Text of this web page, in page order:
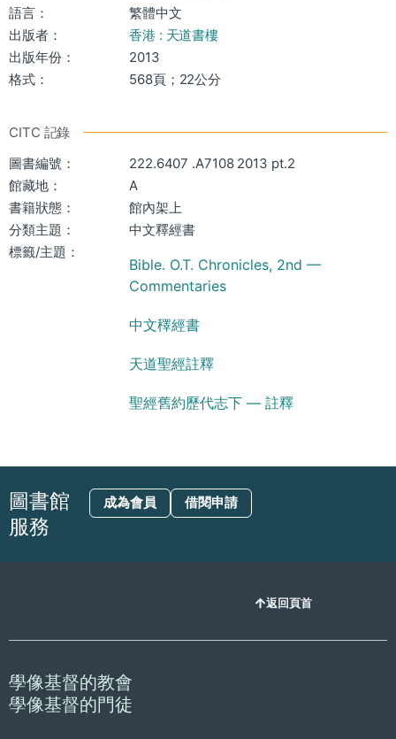
語言：
繁體中文
出版者：
香港 : 天道書樓
出版年份：
2013
格式：
568頁；22公分
CITC 記錄
圖書編號：
222.6407 .A7108 2013 pt.2
館藏地：
A
書籍狀態：
館內架上
分類主題：
中文釋經書
標籤/主題：
Bible. O.T. Chronicles, 2nd —
Commentaries
中文䆁經書
天道聖經註釋
聖經舊約歷代志下 — 註釋
圖書館
服務
成為會員 借閱申請
返回頁首
學像基督的教會
學像基督的門徒